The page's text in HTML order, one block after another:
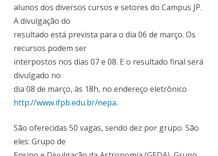
alunos dos diversos cursos e setores do Campus JP.
A divulgação do
resultado está prevista para o dia 06 de março. Os
recursos podem ser
interpostos nos dias 07 e 08. E o resultado final será
divulgado no
dia 08 de março, às 18h, no endereço eletrônico
http://www.ifpb.edu.br/nepa.
São oferecidas 50 vagas, sendo dez por grupo. São
eles: Grupo de